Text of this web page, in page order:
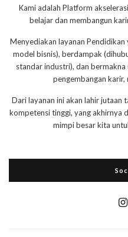
Kami adalah Platform
belajar dan membangun
Menyediakan layanan Pendidikan
model bisnis), berdampak
standar industri), dan
pengembangan karir,
Dari layanan ini akan lahir jutaan
kompetensi tinggi, yang akhirnya
mimpi besar kita